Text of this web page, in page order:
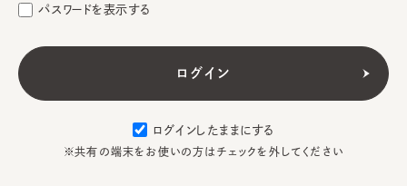
パスワードを表示する
ログインしたままにする
※共有の端末をお使いの方はチェックを外してください